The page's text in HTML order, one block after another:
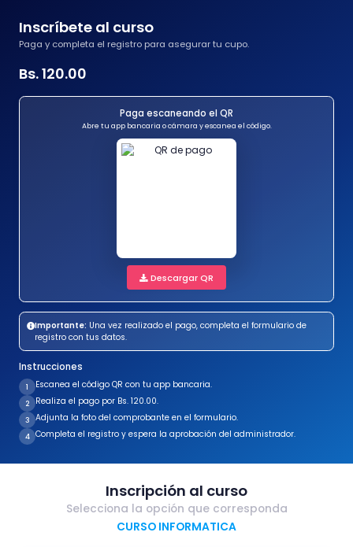
Inscríbete al curso
Paga y completa el registro para asegurar tu cupo.
Bs. 120.00
Paga escaneando el QR
Abre tu app bancaria o cámara y escanea el código.
Descargar QR
Importante: Una vez realizado el pago, completa el formulario de
registro con tus datos.
Instrucciones
1 Escanea el código QR con tu app bancaria.
2 Realiza el pago por Bs. 120.00.
3 Adjunta la foto del comprobante en el formulario.
4 Completa el registro y espera la aprobación del administrador.
Inscripción al curso
Selecciona la opción que corresponda
CURSO INFORMATICA